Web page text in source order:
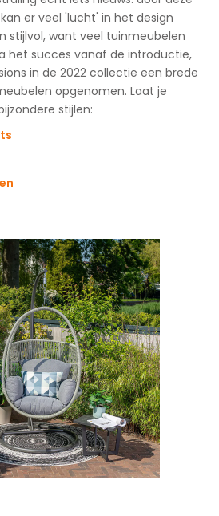
er veel 'lucht' in het design
stijlvol, want veel tuinmeubelen
het succes vanaf de introductie,
in de 2022 collectie een brede
opgenomen. Laat je
stijlen: